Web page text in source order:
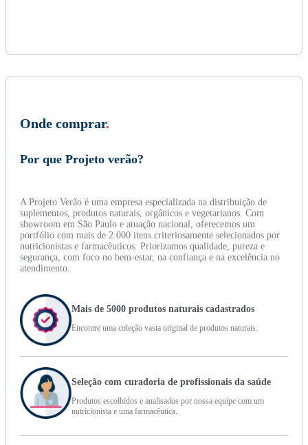
Onde comprar.
Por que Projeto verão?
A Projeto Verão é uma empresa especializada na distribuição de
suplementos, produtos naturais, orgânicos e vegetarianos. Com
showroom em São Paulo e atuação nacional, oferecemos um
portfólio com mais de 2.000 itens criteriosamente selecionados por
nutricionistas e farmacêuticos. Priorizamos qualidade, pureza e
segurança, com foco no bem-estar, na confiança e na excelência no
atendimento.
Mais de 5000 produtos naturais cadastrados
Encontre uma coleção vasta original de produtos naturais.
Seleção com curadoria de profissionais da saúde
Produtos escolhidos e analisados por nossa equipe com um
nutricionista e uma farmacêutica.